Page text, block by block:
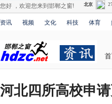
您好 ，欢迎您来到邯郸之窗!
资讯 视频 文化 科技 体育
河北四所高校申